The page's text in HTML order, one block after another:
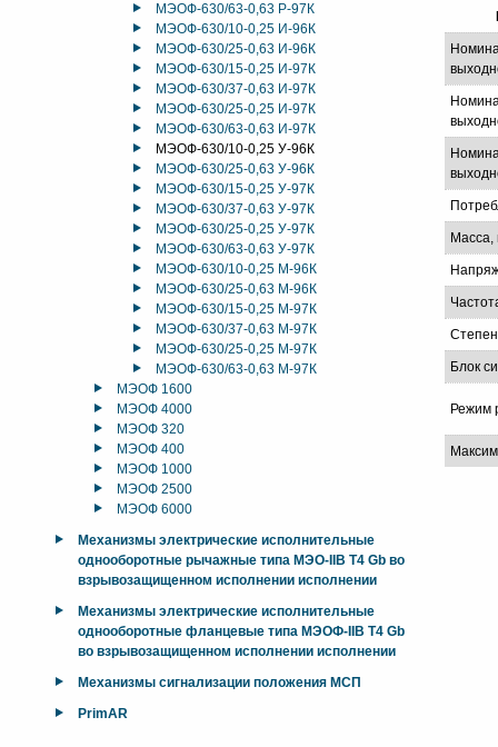
МЭОФ-630/63-0,63 Р-97К
МЭОФ-630/10-0,25 И-96К
МЭОФ-630/25-0,63 И-96К
МЭОФ-630/15-0,25 И-97К
МЭОФ-630/37-0,63 И-97К
МЭОФ-630/25-0,25 И-97К
МЭОФ-630/63-0,63 И-97К
МЭОФ-630/10-0,25 У-96К
МЭОФ-630/25-0,63 У-96К
МЭОФ-630/15-0,25 У-97К
МЭОФ-630/37-0,63 У-97К
МЭОФ-630/25-0,25 У-97К
МЭОФ-630/63-0,63 У-97К
МЭОФ-630/10-0,25 М-96К
МЭОФ-630/25-0,63 М-96К
МЭОФ-630/15-0,25 М-97К
МЭОФ-630/37-0,63 М-97К
МЭОФ-630/25-0,25 М-97К
МЭОФ-630/63-0,63 М-97К
МЭОФ 1600
МЭОФ 4000
МЭОФ 320
МЭОФ 400
МЭОФ 1000
МЭОФ 2500
МЭОФ 6000
Механизмы электрические исполнительные
однооборотные рычажные типа МЭО-IIB T4 Gb во
взрывозащищенном исполнении исполнении
Механизмы электрические исполнительные
однооборотные фланцевые типа МЭОФ-IIB T4 Gb
во взрывозащищенном исполнении исполнении
Механизмы сигнализации положения МСП
PrimAR
Масса,
Блок
Режим